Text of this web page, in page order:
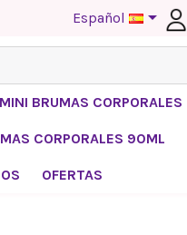
Español 
MINI BRUMAS CORPORALES
CORPORALES 90ML
OFERTAS